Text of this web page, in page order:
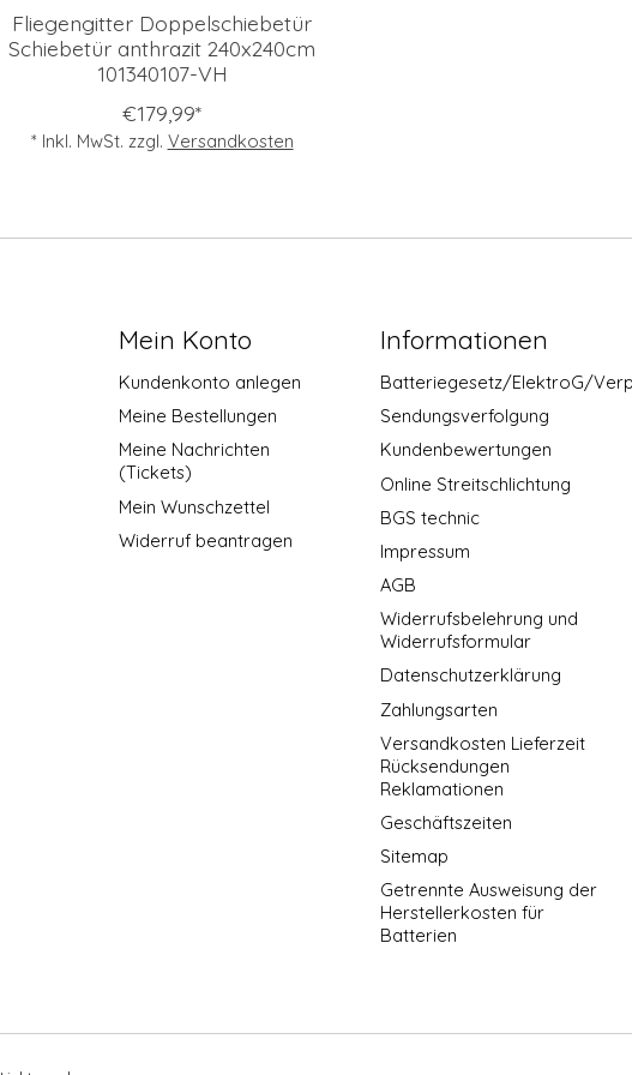
Fliegengitter Doppelschiebetür
Schiebetür anthrazit 240x240cm
101340107-VH
€179,99*
* Inkl. MwSt. zzgl. Versandkosten
Mein Konto
Kundenkonto anlegen
Meine Bestellungen
Meine Nachrichten
(Tickets)
Mein Wunschzettel
Widerruf beantragen
Informationen
Batteriegesetz/ElektroG/
Sendungsverfolgung
Kundenbewertungen
Online Streitschlichtung
BGS technic
Impressum
AGB
Widerrufsbelehrung und
Widerrufsformular
Datenschutzerklärung
Zahlungsarten
Versandkosten Lieferzeit
Rücksendungen
Reklamationen
Geschäftszeiten
Sitemap
Getrennte Ausweisung der
Herstellerkosten für
Batterien